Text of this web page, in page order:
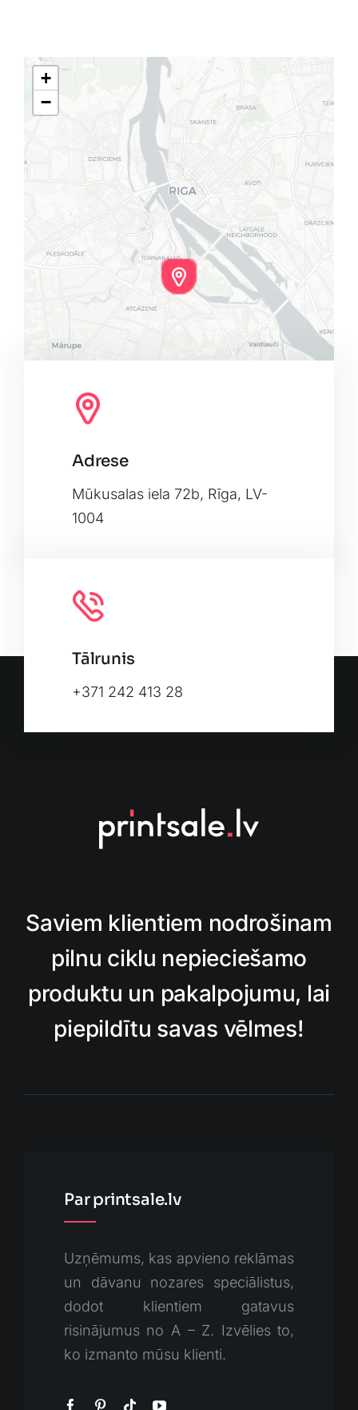
English
+
−
OpenStreetMap, under ODbL.
Adrese
Mūkusalas iela 72b, Rīga, LV-
1004
Tālrunis
+371 242 413 28
Saviem klientiem nodrošinam
pilnu ciklu nepieciešamo
produktu un pakalpojumu, lai
piepildītu savas vēlmes!
Par printsale.lv
Uzņēmums, kas apvieno reklāmas
un dāvanu nozares speciālistus,
dodot klientiem gatavus
risinājumus no A – Z. Izvēlies to,
ko izmanto mūsu klienti.